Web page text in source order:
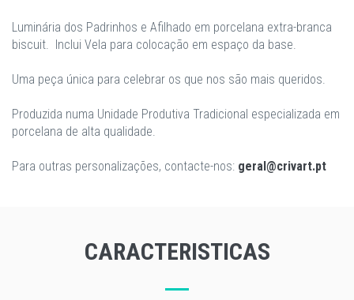
Luminária dos Padrinhos e Afilhado em porcelana extra-branca
biscuit. Inclui Vela para colocação em espaço da base.
Uma peça única para celebrar os que nos são mais queridos.
Produzida numa Unidade Produtiva Tradicional especializada em
porcelana de alta qualidade.
Para outras personalizações, contacte-nos: geral@crivart.pt
CARACTERISTICAS